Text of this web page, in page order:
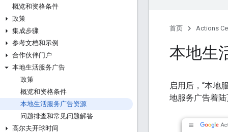
概览和资格条件
政策
集成步骤
参考文档和示例
合作伙伴门户
本地生活服务广告
政策
概览和资格条件
本地生活服务广告资源
问题排查和常见问题解答
高尔夫开球时间
首页 Actions
本地生
启用后，“本地
地服务广告着